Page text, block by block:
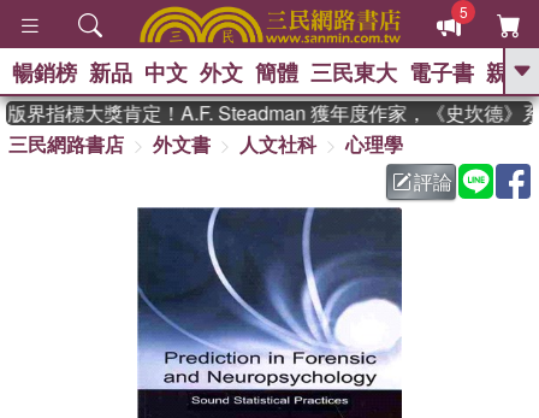
5
GO
熱搜： 東野圭吾 、 高希均教授回憶錄
父親節 、 如果歷
暑期推薦 、 國際布克
獎 臺灣漫遊錄
數學女孩：黎曼猜想
偉大的迷走神經
暢銷榜 新品 中文 外文 簡體 三民東大 電子書 親子
界指標大獎肯定！A.F. Steadman 獲年度作家，《史坎德》系
三民網路書店
外文書 人文社科
心理學
評論